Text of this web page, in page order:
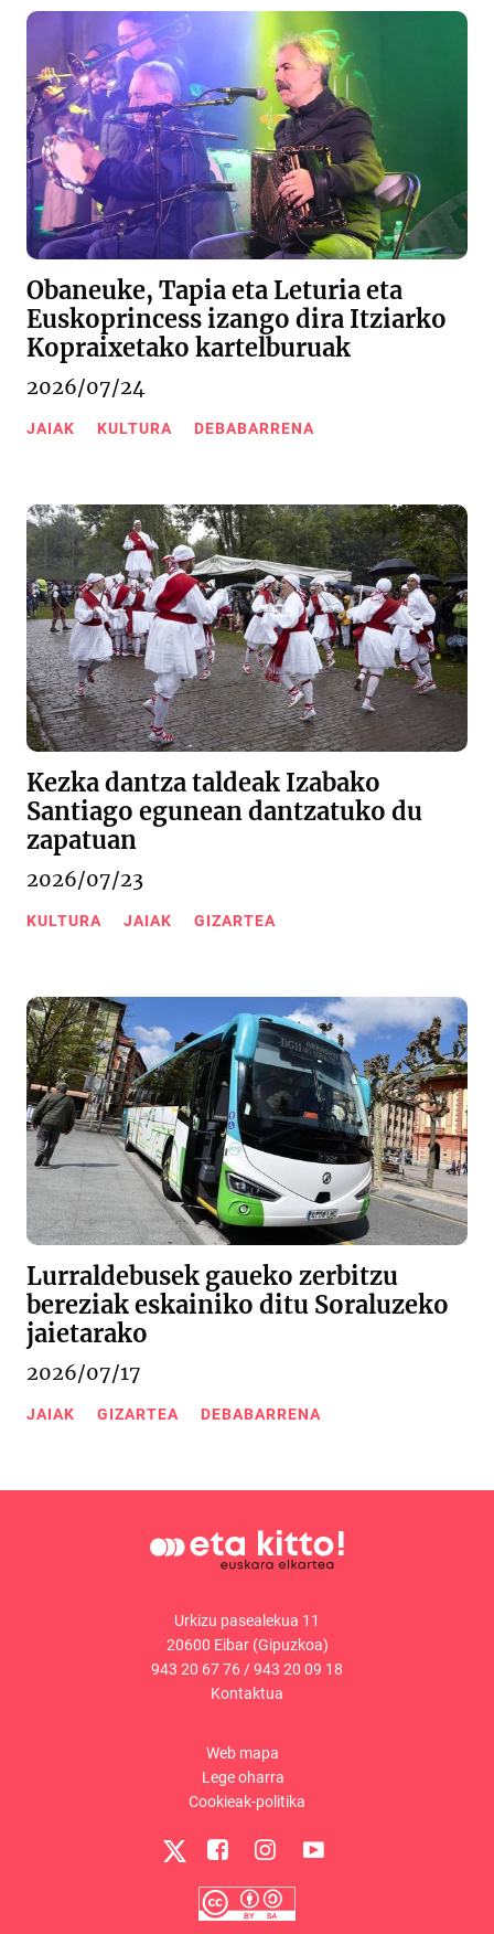
Obaneuke, Tapia eta Leturia eta
Euskoprincess izango dira Itziarko
Kopraixetako kartelburuak
2026/07/24
JAIAK KULTURA DEBABARRENA
Kezka dantza taldeak Izabako
Santiago egunean dantzatuko du
zapatuan
2026/07/23
KULTURA JAIAK GIZARTEA
Lurraldebusek gaueko zerbitzu
bereziak eskainiko ditu Soraluzeko
jaietarako
2026/07/17
JAIAK GIZARTEA DEBABARRENA
Urkizu pasealekua 11
20600 Eibar (Gipuzkoa)
943 20 67 76 /943 20 09 18
Kontaktua
Web mapa
Lege oharra
Cookieak-politika